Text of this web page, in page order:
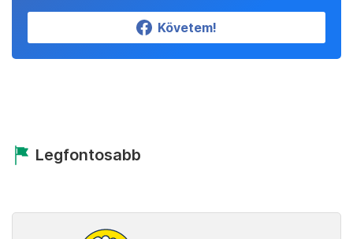
Követem!
Legfontosabb